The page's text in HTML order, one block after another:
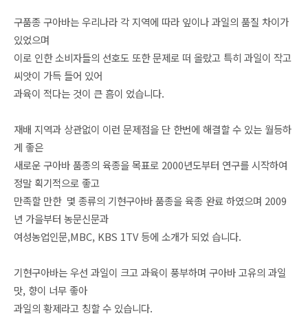
구품종 구아바는 우리나라 각 지역에 따라 잎이나 과일의 품질 차이가
있었으며
이로 인한 소비자들의 선호도 또한 문제로 떠 올랐고 특히 과일이 작고
씨앗이 가득 들어 있어
과육이 적다는 것이 큰 흠이 었습니다.
재배 지역과 상관없이 이런 문제점을 단 한번에 해결할 수 있는 월등하
게 좋은
새로운 구아바 품종의 육종을 목표로 2000년도부터 연구를 시작하여
정말 획기적으로 좋고
만족할 만한 몇 종류의 기현구아바 품종을 육종 완료 하였으며 2009
년 가을부터 농문신문과
여성농업인문,MBC, KBS 1TV 등에 소개가 되었 습니다.
기현구아바는 우선 과일이 크고 과육이 풍부하며 구아바 고유의 과일
맛, 향이 너무 좋아
과일의 황제라고 칭할 수 있습니다.